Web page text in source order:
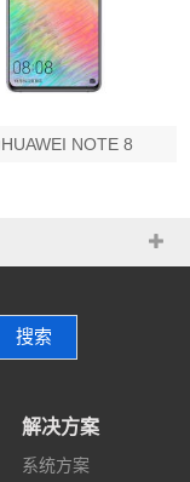
NOTE 8
搜索
解决方案
系统方案